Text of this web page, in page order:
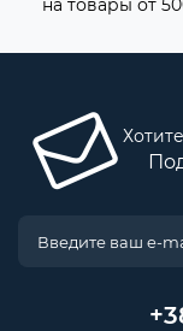
на товары от